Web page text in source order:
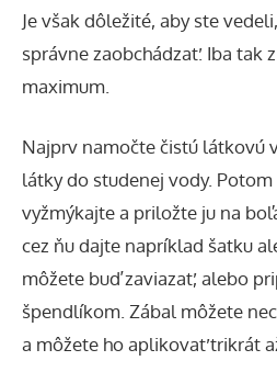
Je však dôležité, aby ste
správne zaobchádzať. Iba tak
maximum.
Najprv namočte čistú látkovú
látky do studenej vody.
vyžmýkajte a priložte ju na
cez ňu dajte napríklad šatku
môžete buď zaviazať, alebo
špendlíkom. Zábal môžete
a môžete ho aplikovať trikrát